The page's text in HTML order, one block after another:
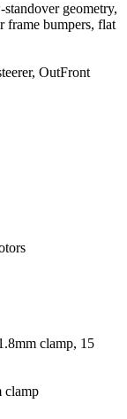
geometry,
frame bumpers, flat
OutFront
clamp, 15
clamp